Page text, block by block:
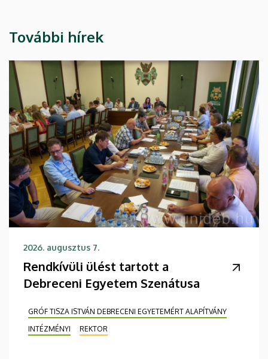
További hírek
2026. augusztus 7.
Rendkívüli ülést tartott a
Debreceni Egyetem Szenátusa
GRÓF TISZA ISTVÁN DEBRECENI EGYETEMÉRT ALAPÍTVÁNY
INTÉZMÉNYI
REKTOR